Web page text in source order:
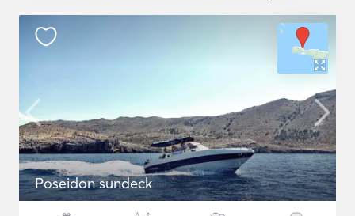
Poseidon sundeck